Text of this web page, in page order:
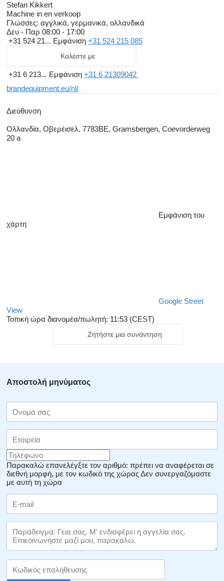
Stefan Kikkert
Machine in en verkoop
Γλώσσες: αγγλικά, γερμανικά, ολλανδικά
Δευ - Παρ 08:00 - 17:00
+31 524 21... Εμφάνιση +31 524 215 085
Καλέστε με
+31 6 213... Εμφάνιση +31 6 21309042
brandequipment.eu/nl/
Διεύθυνση
Ολλανδία, Οβερέισελ, 7783BE, Gramsbergen, Coevorderweg
20 a
Εμφάνιση του
χάρτη
Google Street
View
Τοπική ώρα διανομέα/πωλητή: 11:53 (CEST)
Ζητήστε μια συνάντηση
Αποστολή μηνύματος
Παρακαλώ επανελέγξτε τον αριθμό: πρέπει να αναφέρεται σε
διεθνή μορφή, με τον κωδικό της χώραςΔεν συνεργαζόμαστε
με αυτή τη χώρα